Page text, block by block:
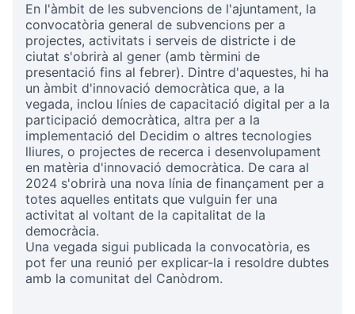
En l'àmbit de les subvencions de l'ajuntament, la
convocatòria general de subvencions per a
projectes, activitats i serveis de districte i de
ciutat s'obrirà al gener (amb tèrmini de
presentació fins al febrer). Dintre d'aquestes, hi ha
un àmbit d'innovació democràtica que, a la
vegada, inclou línies de capacitació digital per a la
participació democràtica, altra per a la
implementació del Decidim o altres tecnologies
lliures, o projectes de recerca i desenvolupament
en matèria d'innovació democràtica. De cara al
2024 s'obrirà una nova línia de finançament per a
totes aquelles entitats que vulguin fer una
activitat al voltant de la capitalitat de la
democràcia.
Una vegada sigui publicada la convocatòria, es
pot fer una reunió per explicar-la i resoldre dubtes
amb la comunitat del Canòdrom.